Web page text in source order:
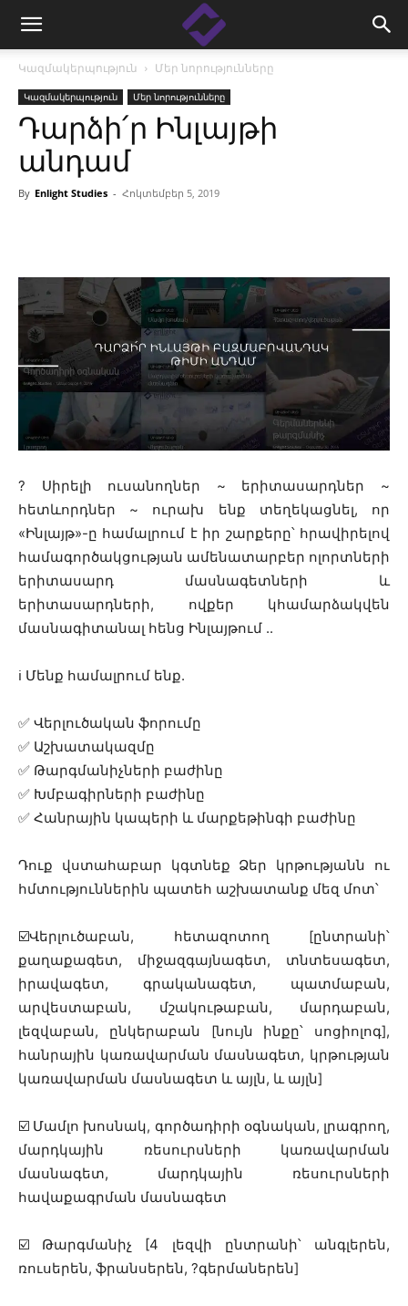
Կազմակերպություն Մեր նորությունները
Կազմակերպություն Մեր նորությունները
Դարձի՛ր Ինլայթի
անդամ
By Enlight Studies - Հոկտեմբեր 5, 2019
? Սիրելի ուսանողներ ~ երիտասարդներ ~
հետևորդներ ~ ուրախ ենք տեղեկացնել, որ
«Ինլայթ»-ը համալրում է իր շարքերը՝ հրավիրելով
համագործակցության ամենատարբեր ոլորտների
երիտասարդ մասնագետների և
երիտասարդների, ովքեր կհամարձակվեն
մասնագիտանալ հենց Ինլայթում ..
ℹ️ Մենք համալրում ենք.
✅ Վերլուծական ֆորումը
✅ Աշխատակազմը
✅ Թարգմանիչների բաժինը
✅ Խմբագիրների բաժինը
✅ Հանրային կապերի և մարքեթինգի բաժինը
Դուք վստահաբար կգտնեք Ձեր կրթությանն ու
հմտություններին պատեհ աշխատանք մեզ մոտ՝
☑️Վերլուծաբան, հետազոտող [ընտրանի՝
քաղաքագետ, միջազգայնագետ, տնտեսագետ,
իրավագետ, գրականագետ, պատմաբան,
արվեստաբան, մշակութաբան, մարդաբան,
լեզվաբան, ընկերաբան [նույն ինքը՝ սոցիոլոգ],
հանրային կառավարման մասնագետ, կրթության
կառավարման մասնագետ և այլն, և այլն]
☑️ Մամլո խոսնակ, գործադիրի օգնական, լրագրող,
մարդկային ռեսուրսների կառավարման
մասնագետ, մարդկային ռեսուրսների
հավաքագրման մասնագետ
☑️ Թարգմանիչ [4 լեզվի ընտրանի՝ անգլերեն,
ռուսերեն, ֆրանսերեն, ?գերմաներեն]